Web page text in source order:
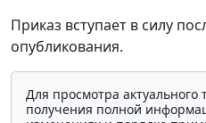
Приказ вступает в силу
опубликования.
Для просмотра актуального
получения полной